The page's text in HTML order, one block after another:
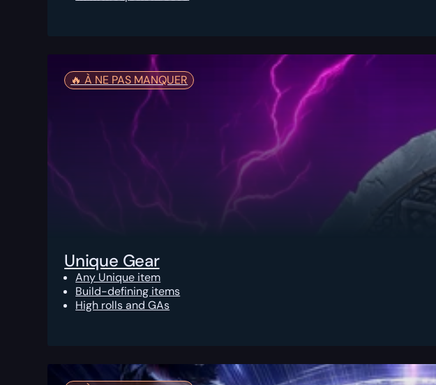
🔥️ À NE PAS MANQUER
Unique Gear
Any Unique item
Build-defining items
High rolls and GAs